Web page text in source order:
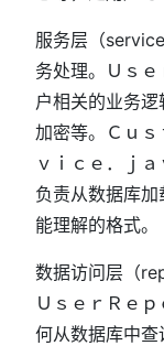
服务层（
务处理。Ｕｓ
户相关的业务
加密等。Ｃｕｓ
ｖｉｃｅ．ｊ
负责从数据库
能理解的格式。
数据访问层（
ＵｓｅｒＲｅ
何从数据库中